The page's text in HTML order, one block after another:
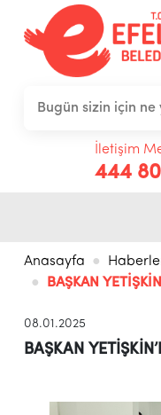
İletişim
444
Anasayfa
BAŞKAN
08.01.2025
BAŞKAN